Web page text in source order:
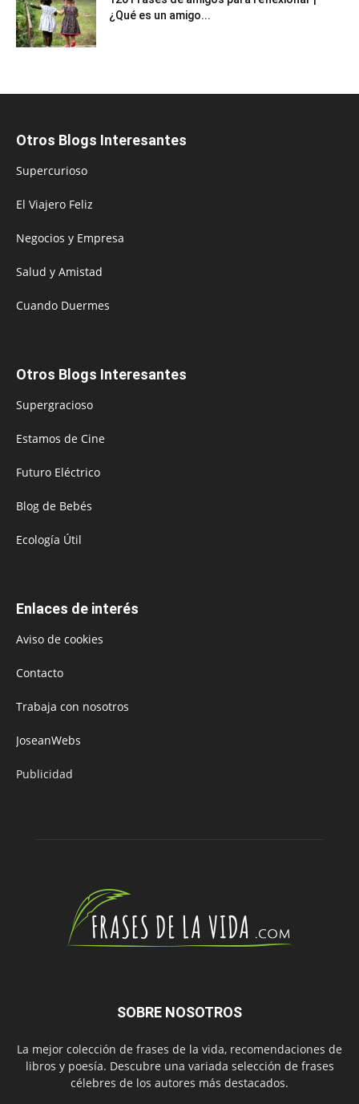
¿Qué es un amigo...
Otros Blogs Interesantes
Supercurioso
El Viajero Feliz
Negocios y Empresa
Salud y Amistad
Cuando Duermes
Otros Blogs Interesantes
Supergracioso
Estamos de Cine
Futuro Eléctrico
Blog de Bebés
Ecología Útil
Enlaces de interés
Aviso de cookies
Contacto
Trabaja con nosotros
JoseanWebs
Publicidad
SOBRE NOSOTROS
La mejor colección de frases de la vida, recomendaciones de
libros y poesía. Descubre una variada selección de frases
célebres de los autores más destacados.